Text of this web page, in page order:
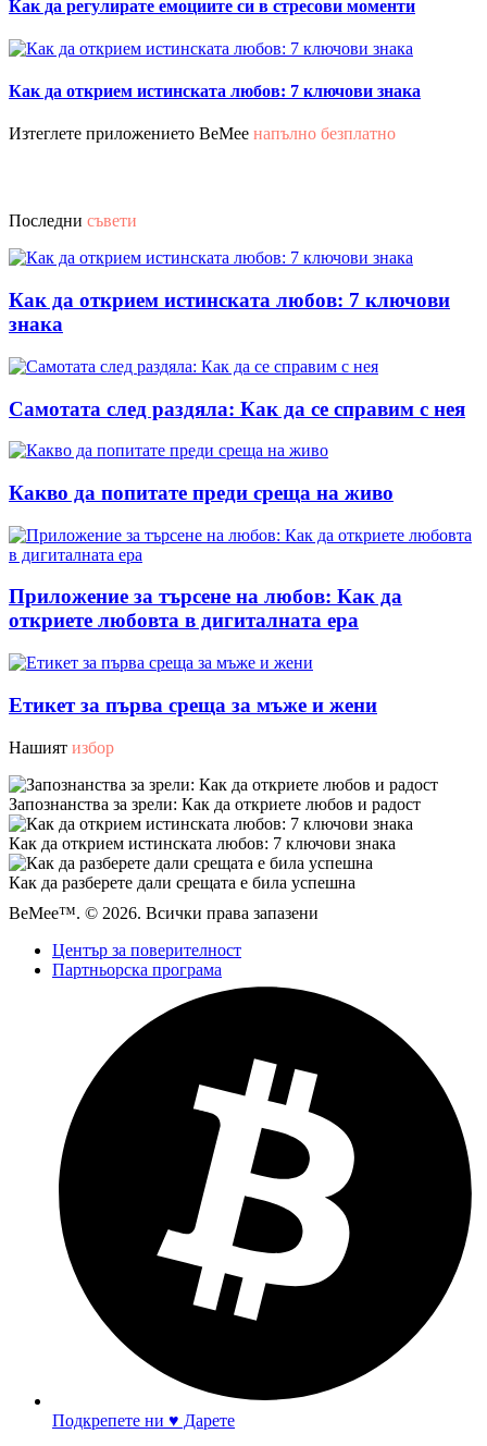
Как да регулирате емоциите си в стресови моменти
Как да открием истинската любов: 7 ключови знака
Изтеглете приложението BeMee напълно безплатно
Последни съвети
Как да открием истинската любов: 7 ключови
знака
Самотата след раздяла: Как да се справим с нея
Какво да попитате преди среща на живо
Приложение за търсене на любов: Как да
откриете любовта в дигиталната ера
Етикет за първа среща за мъже и жени
Нашият избор
Запознанства за зрели: Как да откриете любов и радост
Как да открием истинската любов: 7 ключови знака
Как да разберете дали срещата е била успешна
BeMee™. © 2026. Всички права запазени
Център за поверителност
Партньорска програма
Подкрепете ни ♥ Дарете